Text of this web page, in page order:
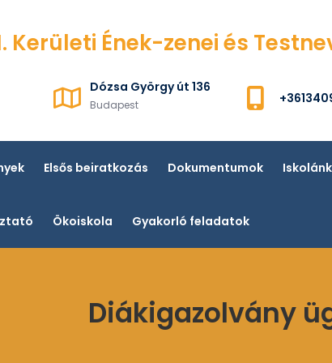
Kerületi Ének-zenei és
Dózsa György út 136
Budapest
Elsős beiratkozás Dokumentumok Iskolánk
Ökoiskola Gyakorló feladatok
Diákigazolvány